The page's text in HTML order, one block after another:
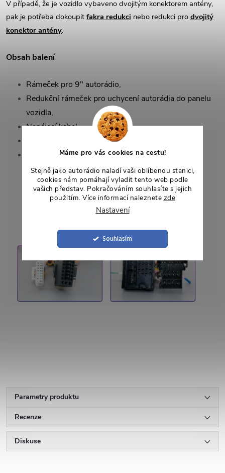
Máme pro vás cookies na cestu!
Stejně jako autorádio naladí vaši oblíbenou stanici,
cookies nám pomáhají vyladit tento web podle
vašich představ. Pokračováním souhlasíte s jejich
použitím. Více informací naleznete zde
Nastavení
Souhlasím
V případě, že je vozidlo vybaveno dvojitým konektorem antény,
pak je potřeba dokoupit fakra redukci nebo redukci pro dvojitý
konektor antény.
Obsah balení
Rámeček pro 9" autorádio,
Redukční rámeček pro uchycení autorádia do panelu
vozidla,
Napájecí kabel,
CANbus dekodér (LuZhen),
Jednoduchá redukce na anténu FM rádia.
Parametry produktu
Recenze
Diskuse